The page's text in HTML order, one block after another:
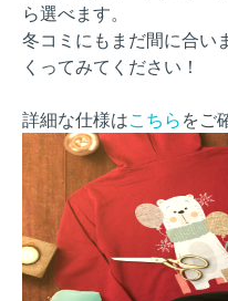
ら選べます。
冬コミにもまだ間に合い
くってみてください！
詳細な仕様はこちらをご